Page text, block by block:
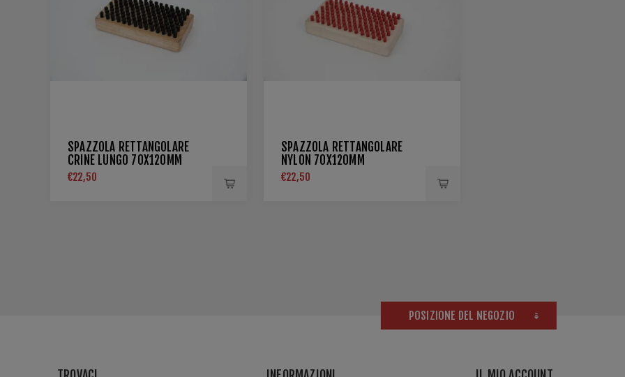
SPAZZOLA RETTANGOLARE
CRINE LUNGO 70X120MM
€22,50
SPAZZOLA RETTANGOLARE
NYLON 70X120MM
€22,50
POSIZIONE DEL NEGOZIO